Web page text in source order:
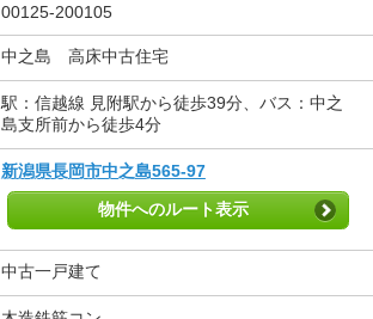
00125-200105
中之島 高床中古住宅
駅：信越線 見附駅から徒歩39分、バス：中之
島支所前から徒歩4分
新潟県長岡市中之島565-97
物件へのルート表示
中古一戸建て